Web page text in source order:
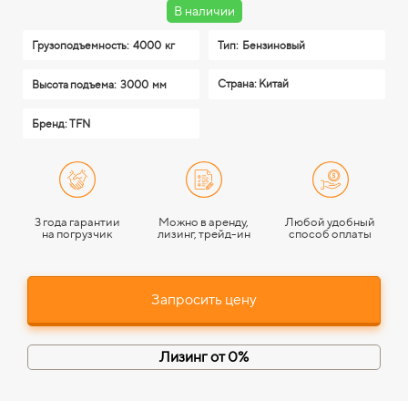
В наличии
Грузоподъемность: 4000 кг Тип: Бензиновый
Высота подъема: 3000 мм Страна: Китай
Бренд: TFN
3 года гарантии
на погрузчик
Можно в аренду,
лизинг, трейд-ин
Любой удобный
способ оплаты
Запросить цену
Лизинг от 0%